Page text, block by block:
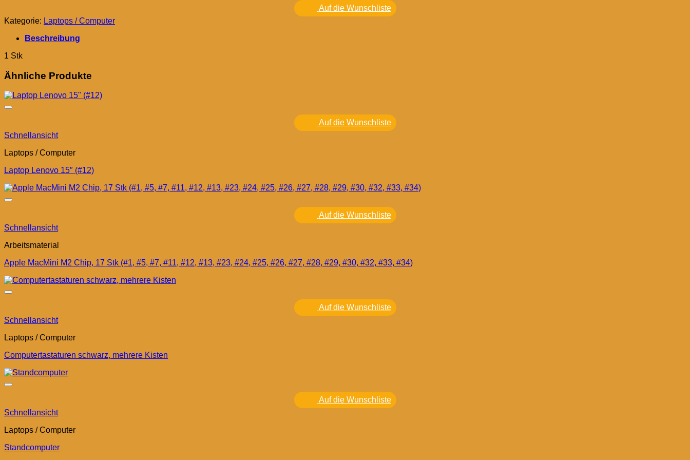
Auf die Wunschliste
Kategorie: Laptops / Computer
Beschreibung
1 Stk
Ähnliche Produkte
Auf die Wunschliste
Schnellansicht
Laptops / Computer
Laptop Lenovo 15″ (#12)
Auf die Wunschliste
Schnellansicht
Arbeitsmaterial
Apple MacMini M2 Chip, 17 Stk (#1, #5, #7, #11, #12, #13, #23, #24, #25, #26, #27, #28, #29, #30, #32, #33, #34)
Auf die Wunschliste
Schnellansicht
Laptops / Computer
Computertastaturen schwarz, mehrere Kisten
Auf die Wunschliste
Schnellansicht
Laptops / Computer
Standcomputer